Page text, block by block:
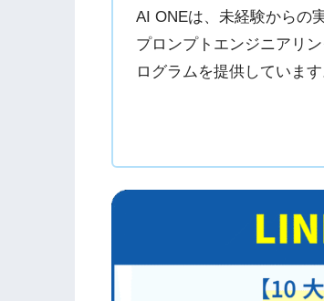
各AIツール開発元（
最新のプロンプトエン
実際の受講生へのアン
載
AI ONEは、未経験からの
プロンプトエンジニアリ
ログラムを提供しています